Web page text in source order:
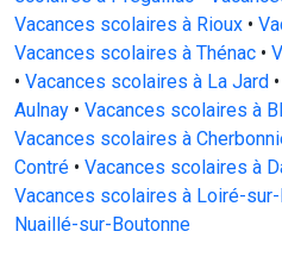
Vacances scolaires à Rioux •
Vacances scolaires à Thénac •
• Vacances scolaires à La Jard •
Aulnay • Vacances scolaires à
Vacances scolaires à
Contré • Vacances scolaires à
Vacances scolaires à Loiré-
Nuaillé-sur-Boutonne